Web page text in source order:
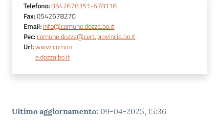
Telefono:0542678351-678116
Fax:0542678270
Email:info@comune.dozza.bo.it
Pec:comune.dozza@cert.provincia.bo.it
Url:www.comun
e.dozza.bo.it
Ultimo aggiornamento: 09-04-2025, 15:36